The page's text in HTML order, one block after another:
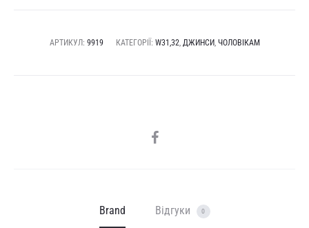
АРТИКУЛ: 9919 КАТЕГОРІЇ: W31,32, ДЖИНСИ, ЧОЛОВІКАМ
SHARE
Brand Відгуки 0